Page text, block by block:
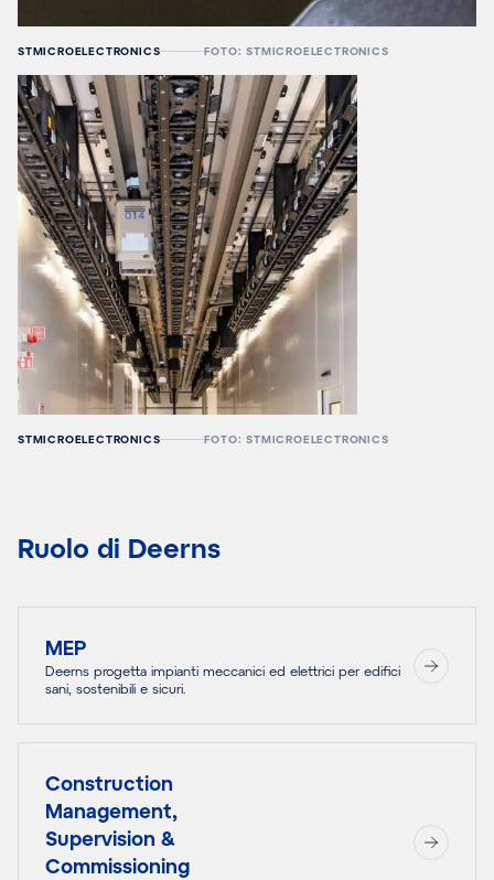
STMICROELECTRONICS FOTO: STMICROELECTRONICS
STMICROELECTRONICS FOTO: STMICROELECTRONICS
Ruolo di Deerns
MEP
Deerns progetta impianti meccanici ed elettrici per edifici
sani, sostenibili e sicuri.
Construction
Management,
Supervision &
Commissioning